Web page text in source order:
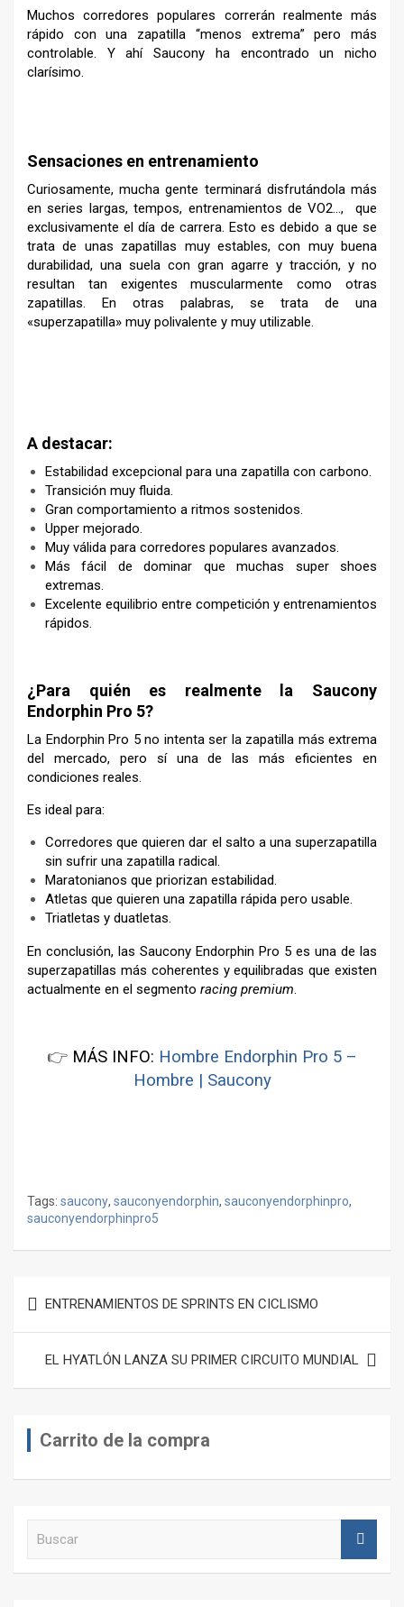
Muchos corredores populares correrán realmente más
rápido con una zapatilla “menos extrema” pero más
controlable. Y ahí Saucony ha encontrado un nicho
clarísimo.
Sensaciones en entrenamiento
Curiosamente, mucha gente terminará disfrutándola más
en series largas, tempos, entrenamientos de VO2…, que
exclusivamente el día de carrera. Esto es debido a que se
trata de unas zapatillas muy estables, con muy buena
durabilidad, una suela con gran agarre y tracción, y no
resultan tan exigentes muscularmente como otras
zapatillas. En otras palabras, se trata de una
«superzapatilla» muy polivalente y muy utilizable.
A destacar:
Estabilidad excepcional para una zapatilla con carbono.
Transición muy fluida.
Gran comportamiento a ritmos sostenidos.
Upper mejorado.
Muy válida para corredores populares avanzados.
Más fácil de dominar que muchas super shoes
extremas.
Excelente equilibrio entre competición y entrenamientos
rápidos.
¿Para quién es realmente la Saucony
Endorphin Pro 5?
La Endorphin Pro 5 no intenta ser la zapatilla más extrema
del mercado, pero sí una de las más eficientes en
condiciones reales.
Es ideal para:
Corredores que quieren dar el salto a una superzapatilla
sin sufrir una zapatilla radical.
Maratonianos que priorizan estabilidad.
Atletas que quieren una zapatilla rápida pero usable.
Triatletas y duatletas.
En conclusión, las Saucony Endorphin Pro 5 es una de las
superzapatillas más coherentes y equilibradas que existen
actualmente en el segmento racing premium.
👉 MÁS INFO: Hombre Endorphin Pro 5 –
Hombre | Saucony
Tags: saucony, sauconyendorphin, sauconyendorphinpro,
sauconyendorphinpro5
de
entradas
ENTRENAMIENTOS DE SPRINTS EN CICLISMO
EL HYATLÓN LANZA SU PRIMER CIRCUITO MUNDIAL
Carrito de la compra